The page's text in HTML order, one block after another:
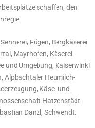
schaffen, den
Fügen, Bergkäserei
Mayrhofen, Käserei
und Umgebung, Kaiserwinkl
Alpbachtaler Heumilch-
Käse- und
Hatzenstädt
Danzl, Schwendt.